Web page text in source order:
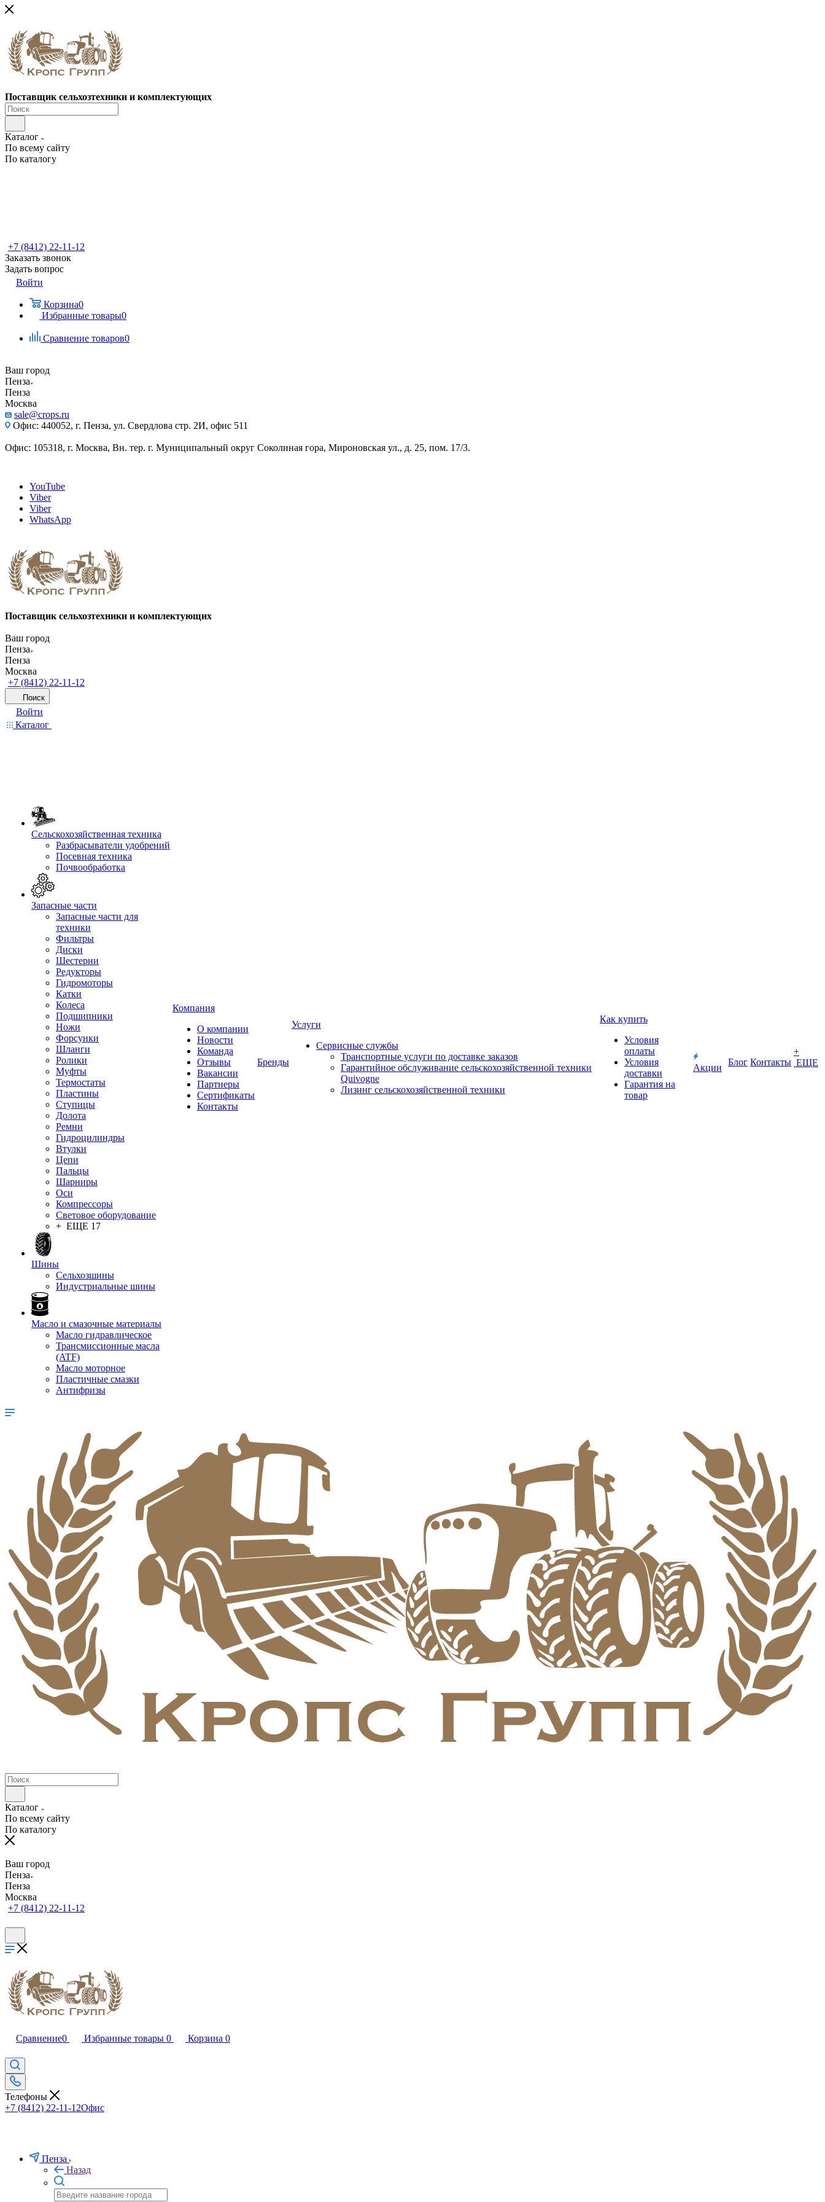
Поставщик сельхозтехники и комплектующих
Каталог
По всему сайту
По каталогу
+7 (8412) 22-11-12
Заказать звонок
Задать вопрос
Войти
Корзина0
Избранные товары0
Сравнение товаров0
Ваш город
Пенза
Пенза
Москва
sale@crops.ru
Офис: 440052, г. Пенза, ул. Свердлова стр. 2И, офис 511
Офис: 105318, г. Москва, Вн. тер. г. Муниципальный округ Соколиная гора, Мироновская ул., д. 25, пом. 17/3.
YouTube
Viber
Viber
WhatsApp
Поставщик сельхозтехники и комплектующих
Ваш город
Пенза
Пенза
Москва
+7 (8412) 22-11-12
Поиск
Войти
Каталог
Сельскохозяйственная техника
Разбрасыватели удобрений
Посевная техника
Почвообработка
Запасные части
Запасные части для
техники
Фильтры
Диски
Шестерни
Редукторы
Гидромоторы
Катки
Колеса
Подшипники
Ножи
Форсунки
Шланги
Ролики
Муфты
Термостаты
Пластины
Ступицы
Долота
Ремни
Гидроцилиндры
Втулки
Цепи
Пальцы
Шарниры
Оси
Компрессоры
Световое оборудование
+ ЕЩЕ 17
Шины
Сельхозшины
Индустриальные шины
Масло и смазочные материалы
Масло гидравлическое
Трансмиссионные масла
(ATF)
Масло моторное
Пластичные смазки
Антифризы
Компания
О компании
Новости
Команда
Отзывы
Вакансии
Партнеры
Сертификаты
Контакты
Бренды
Услуги
Сервисные службы
Транспортные услуги по доставке заказов
Гарантийное обслуживание сельскохозяйственной техники
Quivogne
Лизинг сельскохозяйственной техники
Как купить
Условия
оплаты
Условия
доставки
Гарантия на
товар
Акции
Блог Контакты
+
ЕЩЕ
Каталог
По всему сайту
По каталогу
Ваш город
Пенза
Пенза
Москва
+7 (8412) 22-11-12
Сравнение0 Избранные товары 0 Корзина 0
Телефоны
+7 (8412) 22-11-12Офис
Пенза
Назад